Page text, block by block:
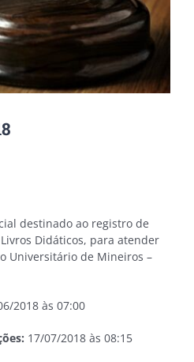
destinado ao registro de
Didáticos, para atender
Universitário de Mineiros –
2018 às 07:00
17/07/2018 às 08:15